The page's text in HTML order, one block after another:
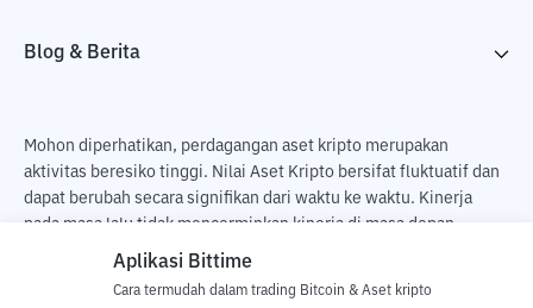
Blog & Berita
Mohon diperhatikan, perdagangan aset kripto merupakan
aktivitas beresiko tinggi. Nilai Aset Kripto bersifat fluktuatif dan
dapat berubah secara signifikan dari waktu ke waktu. Kinerja
pada masa lalu tidak mencerminkan kinerja di masa depan.
Terdapat risiko kehilangan sebagai dampak dari membeli dan
pengguna. PT Utama Aset Digital Indonesia (Bittime) tidak
Aplikasi Bittime
Cara termudah dalam trading Bitcoin & Aset kripto